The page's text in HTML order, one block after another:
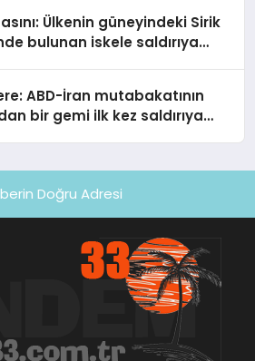
Ülkenin güneyindeki Sirik
bulunan iskele saldırıya
ABD-İran mutabakatının
bir gemi ilk kez saldırıya
Doğru Adresi